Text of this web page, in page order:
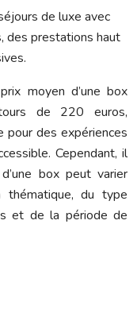
de luxe avec
des prestations haut
moyen d’une box
de 220 euros,
pour des expériences
Cependant, il
box peut varier
thématique, du type
et de la période de